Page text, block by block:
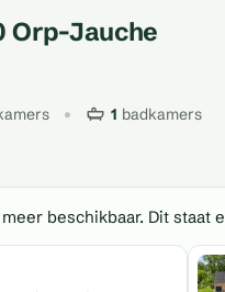
Orp-Jauche
1 badkamers
beschikbaar. Dit staat